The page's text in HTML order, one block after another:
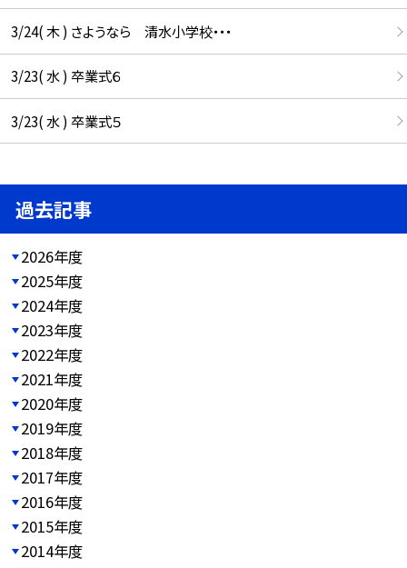
3/24( 木 ) さようなら 清水小学校・・・
3/23( 水 ) 卒業式６
3/23( 水 ) 卒業式５
過去記事
2026年度
2025年度
2024年度
2023年度
2022年度
2021年度
2020年度
2019年度
2018年度
2017年度
2016年度
2015年度
2014年度